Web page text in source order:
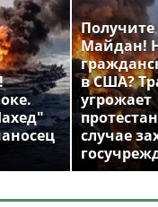
Получите
Майдан!
в США?
угрожает
случае